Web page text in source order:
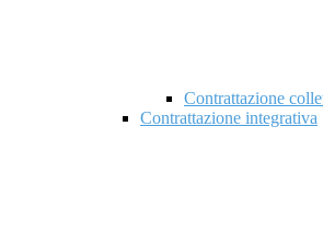
Contrattazione
Contrattazione integrativa